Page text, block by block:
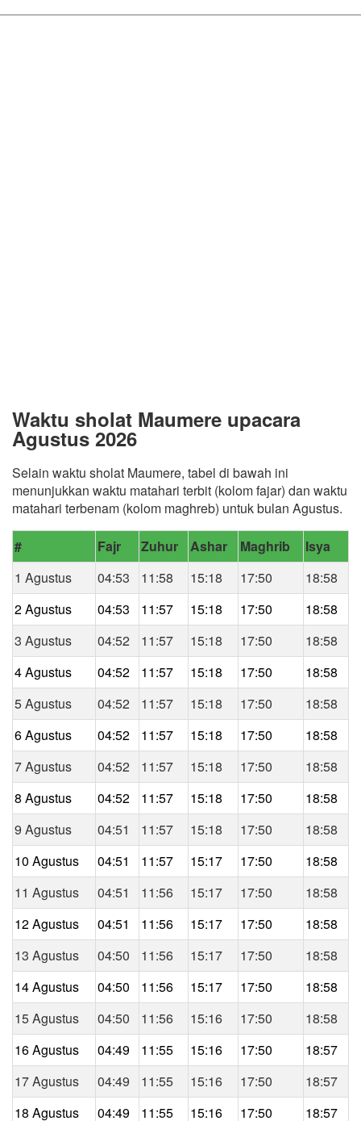
Waktu sholat Maumere upacara
Agustus 2026
Selain waktu sholat Maumere, tabel di bawah ini
menunjukkan waktu matahari terbit (kolom fajar) dan waktu
matahari terbenam (kolom maghreb) untuk bulan Agustus.
# Fajr Zuhur Ashar Maghrib
Isya
1 Agustus
04:53 11:58 15:18 17:50
18:58
2 Agustus
04:53 11:57 15:18 17:50
18:58
3 Agustus
04:52 11:57 15:18 17:50
18:58
4 Agustus
04:52 11:57 15:18 17:50
18:58
5 Agustus
04:52 11:57 15:18 17:50
18:58
6 Agustus
04:52 11:57 15:18 17:50
18:58
7 Agustus
04:52 11:57 15:18 17:50
18:58
8 Agustus
04:52 11:57 15:18 17:50
18:58
9 Agustus
04:51 11:57 15:18 17:50
18:58
10 Agustus
04:51 11:57 15:17 17:50
18:58
11 Agustus
04:51 11:56 15:17 17:50
18:58
12 Agustus
04:51 11:56 15:17 17:50
18:58
13 Agustus
04:50 11:56 15:17 17:50
18:58
14 Agustus
04:50 11:56 15:17 17:50
18:58
15 Agustus
04:50 11:56 15:16 17:50
18:58
16 Agustus
04:49 11:55 15:16 17:50
18:57
17 Agustus
04:49 11:55 15:16 17:50
18:57
18 Agustus
04:49 11:55 15:16 17:50 18:57